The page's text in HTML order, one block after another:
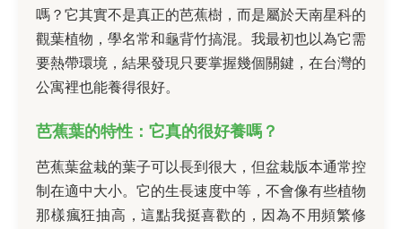
嗎？它其實不是真正的芭蕉樹，而是屬於天南星科的
觀葉植物，學名常和龜背竹搞混。我最初也以為它需
要熱帶環境，結果發現只要掌握幾個關鍵，在台灣的
公寓裡也能養得很好。
芭蕉葉的特性：它真的很好養嗎？
芭蕉葉盆栽的葉子可以長到很大，但盆栽版本通常控
制在適中大小。它的生長速度中等，不會像有些植物
那樣瘋狂抽高，這點我挺喜歡的，因為不用頻繁修